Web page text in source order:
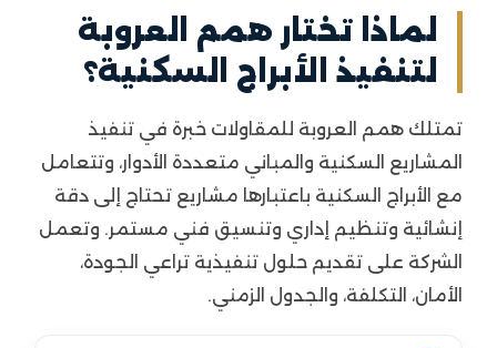
لماذا تختار همم العروبة
لتنفيذ الأبراج السكنية؟
تمتلك همم العروبة للمقاولات خبرة في تنفيذ
المشاريع السكنية والمباني متعددة الأدوار، وتتعامل
مع الأبراج السكنية باعتبارها مشاريع تحتاج إلى دقة
إنشائية وتنظيم إداري وتنسيق فني مستمر. وتعمل
الشركة على تقديم حلول تنفيذية تراعي الجودة،
الأمان، التكلفة، والجدول الزمني.